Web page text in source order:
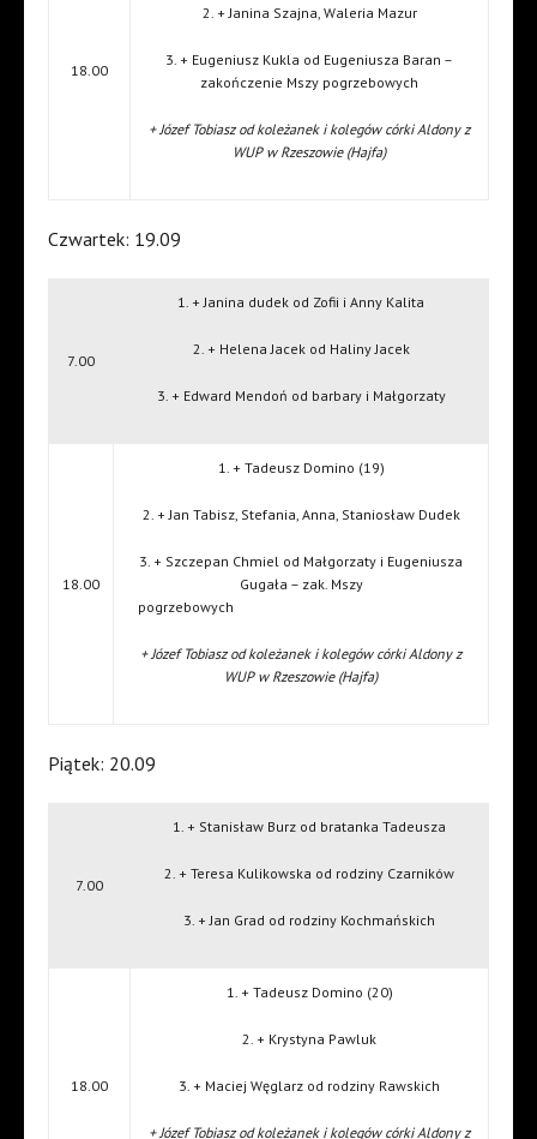
18.00
2. + Janina Szajna, Waleria Mazur
3. + Eugeniusz Kukla od Eugeniusza Baran –
zakończenie Mszy pogrzebowych
+ Józef Tobiasz od koleżanek i kolegów córki Aldony z
WUP w Rzeszowie (Hajfa)
Czwartek: 19.09
7.00
1. + Janina dudek od Zofii i Anny Kalita
2. + Helena Jacek od Haliny Jacek
3. + Edward Mendoń od barbary i Małgorzaty
18.00
1. + Tadeusz Domino (19)
2. + Jan Tabisz, Stefania, Anna, Staniosław Dudek
3. + Szczepan Chmiel od Małgorzaty i Eugeniusza
Gugała – zak. Mszy
pogrzebowych
+ Józef Tobiasz od koleżanek i kolegów córki Aldony z
WUP w Rzeszowie (Hajfa)
Piątek: 20.09
7.00
1. + Stanisław Burz od bratanka Tadeusza
2. + Teresa Kulikowska od rodziny Czarników
3. + Jan Grad od rodziny Kochmańskich
18.00
1. + Tadeusz Domino (20)
2. + Krystyna Pawluk
3. + Maciej Węglarz od rodziny Rawskich
+ Józef Tobiasz od koleżanek i kolegów córki Aldony z